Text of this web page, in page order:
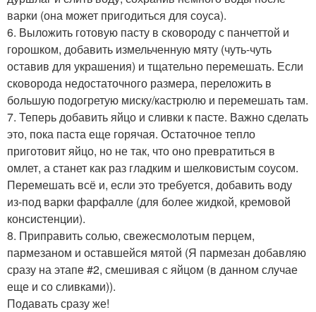
варки (она может пригодиться для соуса).
6. Выложить готовую пасту в сковороду с панчеттой и
горошком, добавить измельченную мяту (чуть-чуть
оставив для украшения) и тщательно перемешать. Если
сковорода недостаточного размера, переложить в
большую подогретую миску/кастрюлю и перемешать там.
7. Теперь добавить яйцо и сливки к пасте. Важно сделать
это, пока паста еще горячая. Остаточное тепло
приготовит яйцо, но не так, что оно превратиться в
омлет, а станет как раз гладким и шелковистым соусом.
Перемешать всё и, если это требуется, добавить воду
из-под варки фарфалле (для более жидкой, кремовой
консистенции).
8. Приправить солью, свежесмолотым перцем,
пармезаном и оставшейся мятой (Я пармезан добавляю
сразу на этапе #2, смешивая с яйцом (в данном случае
еще и со сливками)).
Подавать сразу же!